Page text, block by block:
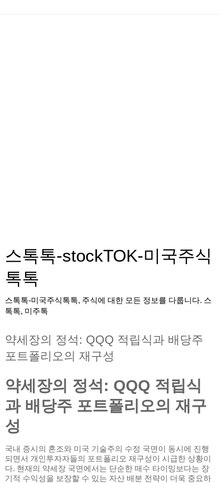
스톡톡-stockTOK-미국주식
톡톡
스톡톡-미국주식톡톡, 주식에 대한 모든 정보를 다룹니다. 스
톡톡, 미주톡
약세장의 정석: QQQ 적립식과 배당주
포트폴리오의 재구성
약세장의 정석: QQQ 적립식
과 배당주 포트폴리오의 재구
성
국내 증시의 혼조와 미국 기술주의 수정 국면이 동시에 진행
되면서 개인투자자들의 포트폴리오 재구성이 시급한 상황이
다. 현재의 약세장 국면에서는 단순한 매수 타이밍보다는 장
기적 수익성을 보장할 수 있는 자산 배분 전략이 더욱 중요하